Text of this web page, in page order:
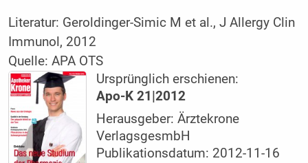
Literatur: Geroldinger-Simic M et al., J Allergy Clin
Immunol, 2012
Quelle: APA OTS
Ursprünglich erschienen:
Apo-K 21|2012
Herausgeber: Ärztekrone
VerlagsgesmbH
Publikationsdatum: 2012-11-16